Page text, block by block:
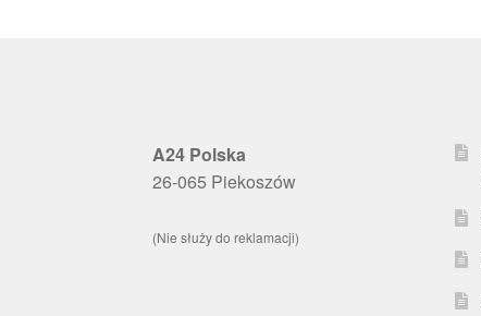
A24 Polska
26-065 Piekoszów
(Nie służy do reklamacji)